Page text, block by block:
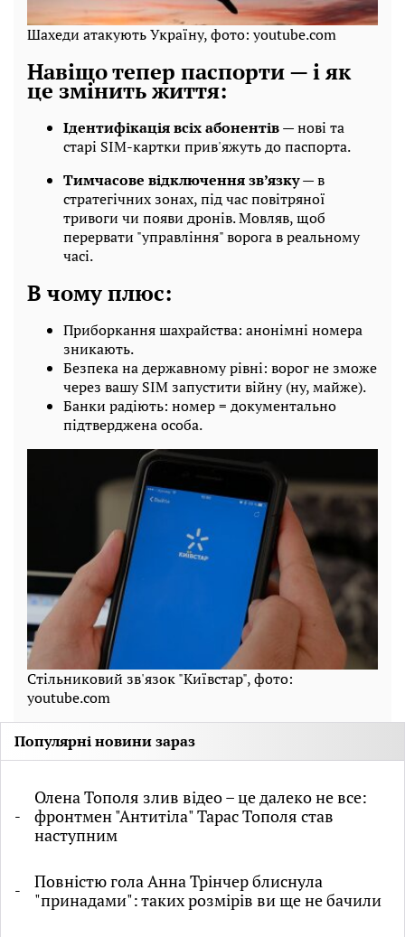
Шахеди атакують Україну, фото: youtube.com
Навіщо тепер паспорти — і як
це змінить життя:
Ідентифікація всіх абонентів— нові та
старі SIM-картки прив'яжуть до паспорта.
Тимчасове відключення зв’язку— в
стратегічних зонах, під час повітряної
тривоги чи появи дронів. Мовляв, щоб
перервати "управління" ворога в реальному
часі.
В чому плюс:
Приборкання шахрайства: анонімні номера
зникають.
Безпека на державному рівні: ворог не зможе
через вашу SIM запустити війну (ну, майже).
Банки радіють: номер = документально
підтверджена особа.
Стільниковий зв'язок "Київстар", фото:
youtube.com
Популярні новини зараз
Олена Тополя злив відео – це далеко не все:
фронтмен "Антитіла" Тарас Тополя став
наступним
Повністю гола Анна Трінчер блиснула
"принадами": таких розмірів ви ще не бачили